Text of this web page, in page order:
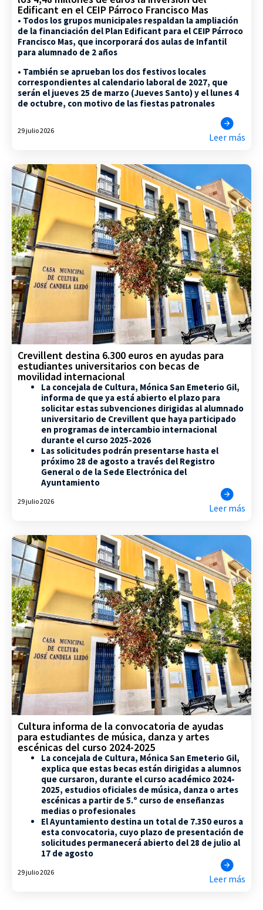
Edificant en el CEIP Párroco Francisco Mas
• Todos los grupos municipales respaldan la ampliación
de la financiación del Plan Edificant para el CEIP Párroco
Francisco Mas, que incorporará dos aulas de Infantil
para alumnado de 2 años
• También se aprueban los dos festivos locales
correspondientes al calendario laboral de 2027, que
serán el jueves 25 de marzo (Jueves Santo) y el lunes 4
de octubre, con motivo de las fiestas patronales
29 julio 2026
Leer más
Crevillent destina 6.300 euros en ayudas para
estudiantes universitarios con becas de
movilidad internacional
La concejala de Cultura, Mónica San Emeterio Gil,
informa de que ya está abierto el plazo para
solicitar estas subvenciones dirigidas al alumnado
universitario de Crevillent que haya participado
en programas de intercambio internacional
durante el curso 2025-2026
Las solicitudes podrán presentarse hasta el
próximo 28 de agosto a través del Registro
General o de la Sede Electrónica del
Ayuntamiento
29 julio 2026
Leer más
Cultura informa de la convocatoria de ayudas
para estudiantes de música, danza y artes
escénicas del curso 2024-2025
La concejala de Cultura, Mónica San Emeterio Gil,
explica que estas becas están dirigidas a alumnos
que cursaron, durante el curso académico 2024-
2025, estudios oficiales de música, danza o artes
escénicas a partir de 5.º curso de enseñanzas
medias o profesionales
El Ayuntamiento destina un total de 7.350 euros a
esta convocatoria, cuyo plazo de presentación de
solicitudes permanecerá abierto del 28 de julio al
17 de agosto
29 julio 2026
Leer más